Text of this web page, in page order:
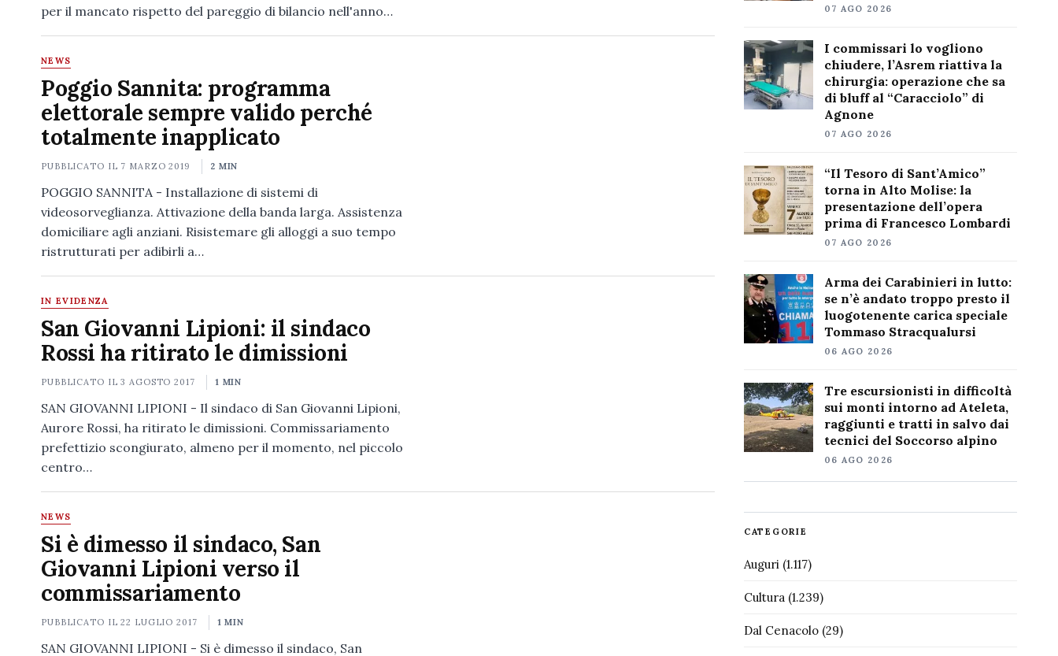
per il mancato rispetto del pareggio di bilancio nell'anno…
NEWS
Poggio Sannita: programma
elettorale sempre valido perché
totalmente inapplicato
PUBBLICATO IL 7 MARZO 2019 2 MIN
POGGIO SANNITA - Installazione di sistemi di
videosorveglianza. Attivazione della banda larga. Assistenza
domiciliare agli anziani. Risistemare gli alloggi a suo tempo
ristrutturati per adibirli a…
IN EVIDENZA
San Giovanni Lipioni: il sindaco
Rossi ha ritirato le dimissioni
PUBBLICATO IL3 AGOSTO 2017 1 MIN
SAN GIOVANNI LIPIONI - Il sindaco di San Giovanni Lipioni,
Aurore Rossi, ha ritirato le dimissioni. Commissariamento
prefettizio scongiurato, almeno per il momento, nel piccolo
centro…
NEWS
Si è dimesso il sindaco, San
Giovanni Lipioni verso il
commissariamento
PUBBLICATO IL22 LUGLIO 2017 1 MIN
SAN GIOVANNI LIPIONI - Si è dimesso il sindaco, San
07 AGO 2026
I commissari lo vogliono
chiudere, l’Asrem riattiva la
chirurgia: operazione che sa
di bluff al “Caracciolo” di
Agnone
07 AGO 2026
“Il Tesoro di Sant’Amico”
torna in Alto Molise: la
presentazione dell’opera
prima di Francesco Lombardi
07 AGO 2026
Arma dei Carabinieri in lutto:
se n’è andato troppo presto il
luogotenente carica speciale
Tommaso Stracqualursi
06 AGO 2026
Tre escursionisti in difficoltà
sui monti intorno ad Ateleta,
raggiunti e tratti in salvo dai
tecnici del Soccorso alpino
06 AGO 2026
CATEGORIE
Auguri(1.117)
Cultura(1.239)
Dal Cenacolo(29)